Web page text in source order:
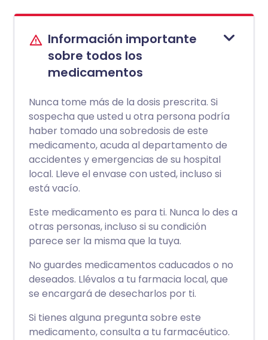
Información importante
sobre todos los
medicamentos
Nunca tome más de la dosis prescrita. Si
sospecha que usted u otra persona podría
haber tomado una sobredosis de este
medicamento, acuda al departamento de
accidentes y emergencias de su hospital
local. Lleve el envase con usted, incluso si
está vacío.
Este medicamento es para ti. Nunca lo des a
otras personas, incluso si su condición
parece ser la misma que la tuya.
No guardes medicamentos caducados o no
deseados. Llévalos a tu farmacia local, que
se encargará de desecharlos por ti.
Si tienes alguna pregunta sobre este
medicamento, consulta a tu farmacéutico.